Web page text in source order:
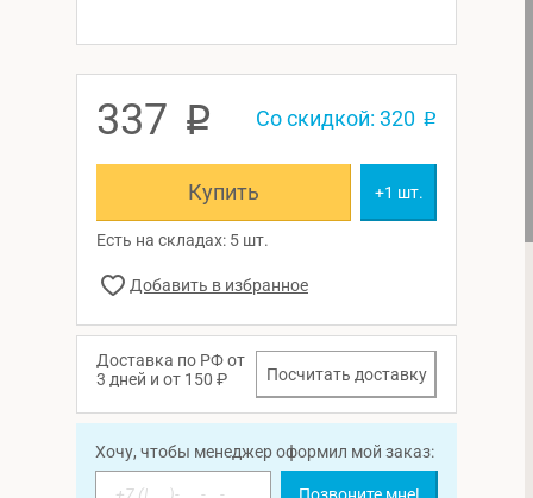
337 p Со скидкой: 320 p
Купить +1 шт.
Есть на складах: 5 шт.
Доставка по РФ от
3 дней и от 150 ₽
Посчитать доставку
Хочу, чтобы менеджер оформил мой заказ:
Позвоните мне!